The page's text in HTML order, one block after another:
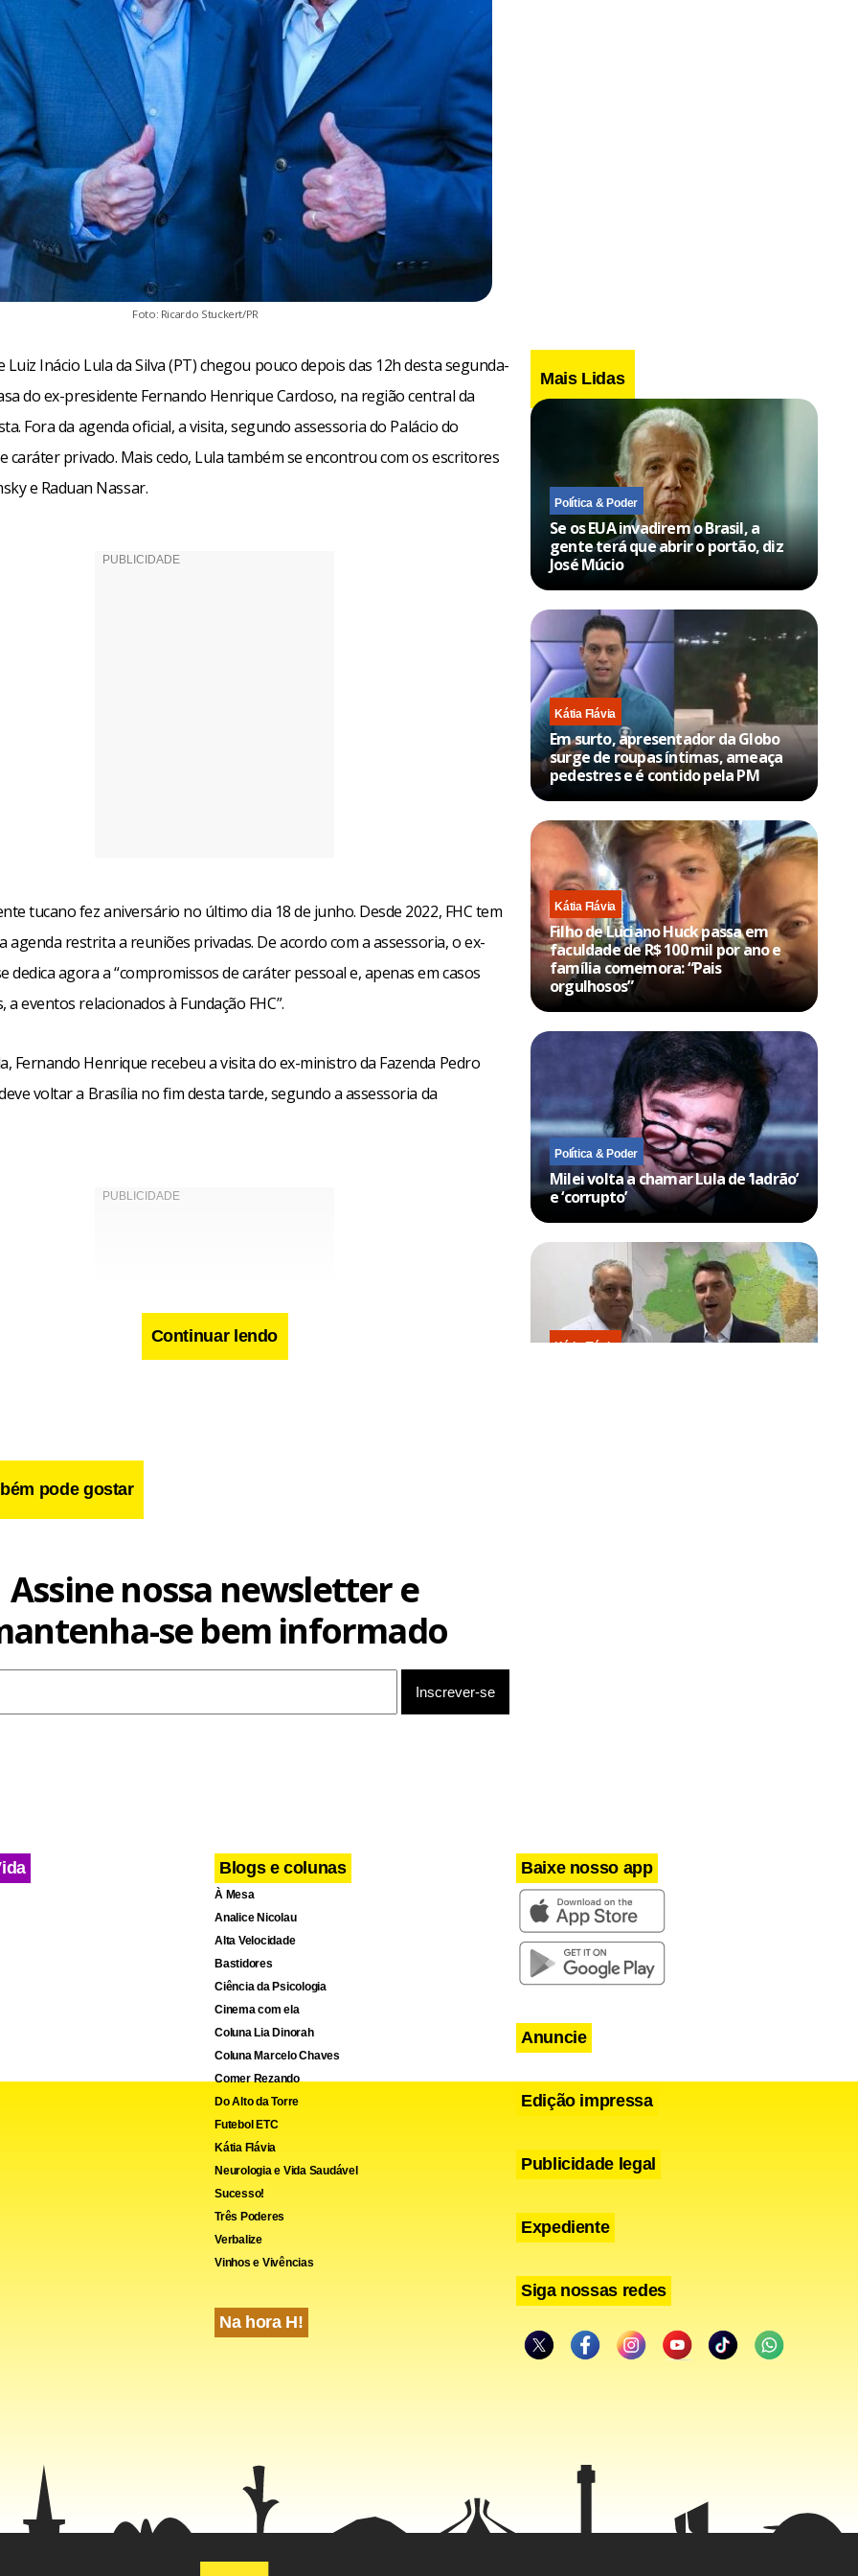
Foto: Ricardo Stuckert/PR
Luiz Inácio Lula da Silva (PT) chegou pouco depois das 12h desta segunda-
do ex-presidente Fernando Henrique Cardoso, na região central da
Fora da agenda oficial, a visita, segundo assessoria do Palácio do
caráter privado. Mais cedo, Lula também se encontrou com os escritores
e Raduan Nassar.
tucano fez aniversário no último dia 18 de junho. Desde 2022, FHC tem
agenda restrita a reuniões privadas. De acordo com a assessoria, o ex-
dedica agora a “compromissos de caráter pessoal e, apenas em casos
a eventos relacionados à Fundação FHC”.
Fernando Henrique recebeu a visita do ex-ministro da Fazenda Pedro
voltar a Brasília no fim desta tarde, segundo a assessoria da
WhatsApp
LinkedIn
Twitter
X Telegram
Share
Continuar lendo
pode gostar
Mais Lidas
Política & Poder
Se os EUA invadirem o Brasil, a
gente terá que abrir o portão, diz
José Múcio
Kátia Flávia
Em surto, apresentador da Globo
surge de roupas íntimas, ameaça
pedestres e é contido pela PM
Kátia Flávia
Filho de Luciano Huck passa em
faculdade de R$ 100 mil por ano e
família comemora: “Pais
orgulhosos”
Política & Poder
Milei volta a chamar Lula de ‘ladrão’
e ‘corrupto’
Kátia Flávia
Assine nossa newsletter e
se bem informado
Blogs e colunas
À Mesa
Analice Nicolau
Alta Velocidade
Bastidores
Ciência da Psicologia
Cinema com ela
Coluna Lia Dinorah
Coluna Marcelo Chaves
Comer Rezando
Do Alto da Torre
Futebol ETC
Kátia Flávia
Neurologia e Vida Saudável
Sucesso!
Três Poderes
Verbalize
Vinhos e Vivências
Na hora H!
Baixe nosso app
Anuncie
Edição impressa
Publicidade legal
Expediente
Siga nossas redes